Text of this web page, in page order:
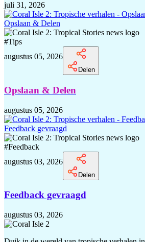
juli 31, 2026
Opslaan & Delen
#Tips
augustus 05, 2026
Delen
Opslaan & Delen
augustus 05, 2026
Feedback gevraagd
#Feedback
augustus 03, 2026
Delen
Feedback gevraagd
augustus 03, 2026